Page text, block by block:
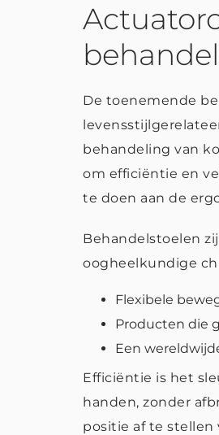
De toenemende
behandeling van
om efficiëntie en
te doen aan de
Behandelstoelen
oogheelkundige
Flexibele
Producten die
Een
Efficiëntie is het
handen, zonder
positie af te